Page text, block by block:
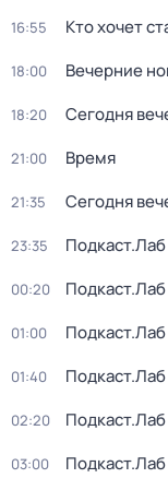
16:55 Кто хочет
18:00 Вечерние
18:20 Сегодня
21:00 Время
21:35 Сегодня
23:35 Подкаст.Лаб
00:20 Подкаст.Лаб
01:00 Подкаст.Лаб
01:40 Подкаст.Лаб
02:20 Подкаст.Лаб
03:00 Подкаст.Лаб